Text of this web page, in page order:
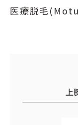
医療脱毛
上